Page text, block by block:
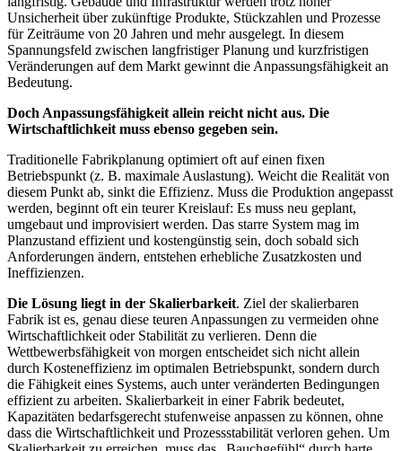
Unsicherheit über zukünftige Produkte, Stückzahlen und Prozesse
für Zeiträume von 20 Jahren und mehr ausgelegt. In diesem
Spannungsfeld zwischen langfristiger Planung und kurzfristigen
Veränderungen auf dem Markt gewinnt die Anpassungsfähigkeit an
Bedeutung.
Doch Anpassungsfähigkeit allein reicht nicht aus. Die
Wirtschaftlichkeit muss ebenso gegeben sein.
Traditionelle Fabrikplanung optimiert oft auf einen fixen
Betriebspunkt (z. B. maximale Auslastung). Weicht die Realität von
diesem Punkt ab, sinkt die Effizienz. Muss die Produktion angepasst
werden, beginnt oft ein teurer Kreislauf: Es muss neu geplant,
umgebaut und improvisiert werden. Das starre System mag im
Planzustand effizient und kostengünstig sein, doch sobald sich
Anforderungen ändern, entstehen erhebliche Zusatzkosten und
Ineffizienzen.
Die Lösung liegt in der Skalierbarkeit. Ziel der skalierbaren
Fabrik ist es, genau diese teuren Anpassungen zu vermeiden ohne
Wirtschaftlichkeit oder Stabilität zu verlieren. Denn die
Wettbewerbsfähigkeit von morgen entscheidet sich nicht allein
durch Kosteneffizienz im optimalen Betriebspunkt, sondern durch
die Fähigkeit eines Systems, auch unter veränderten Bedingungen
effizient zu arbeiten. Skalierbarkeit in einer Fabrik bedeutet,
Kapazitäten bedarfsgerecht stufenweise anpassen zu können, ohne
dass die Wirtschaftlichkeit und Prozessstabilität verloren gehen. Um